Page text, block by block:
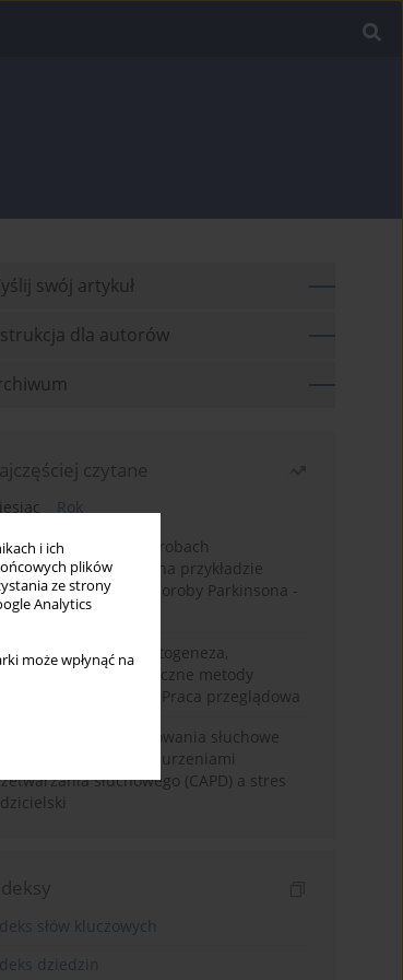
i ich
plików
ze strony
Analytics
może wpłynąć na
swój artykuł
dla autorów
czytane
Rok
zmysłów w chorobach
na przykładzie
Alzheimera i choroby Parkinsona -
literatury
Meniere’a – patogeneza,
niechirurgiczne metody
i kontrowersje. Praca przeglądowa
rodzinne i zachowania słuchowe
z centralnymi zaburzeniami
słuchowego (CAPD) a stres
słów kluczowych
dziedzin